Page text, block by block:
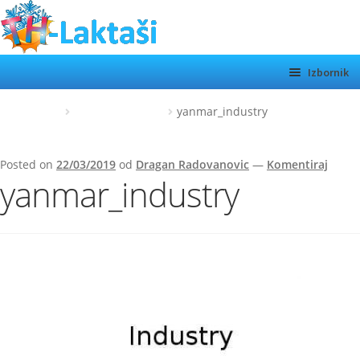
Preskoči
na
navigaciju
Skoči
do
sadržaja
Izbornik
TH LAKTAŠI
SHOP
MOTORI
yanmar_industry
Posted on 22/03/2019 od Dragan Radovanovic — Komentiraj
yanmar_industry